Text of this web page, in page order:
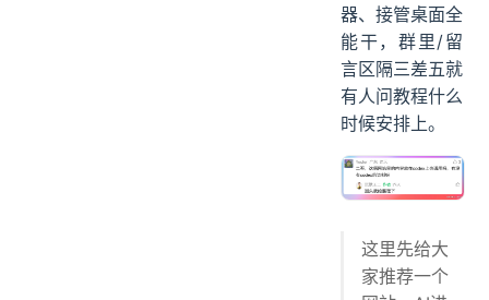
07、几个藏在细节里的能力
应用快照
意识系统
模型自由切换
ending
器、接管桌面全
能干，群里/留
言区隔三差五就
有人问教程什么
时候安排上。
这里先给大
家推荐一个